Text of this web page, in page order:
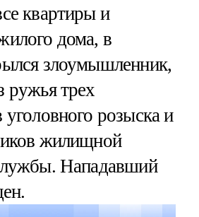
квартиры и
дома, в
злоумышленник,
ружья трех
уголовного розыска и
жилищной
Нападавший